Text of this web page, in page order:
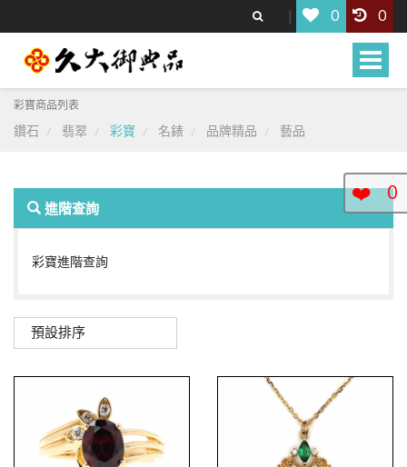
0 0
Toggle
彩寶商品列表
鑽石 翡翠 彩寶 名錶 品牌精品 藝品
進階查詢
彩寶進階查詢
預設排序
❤️ 0